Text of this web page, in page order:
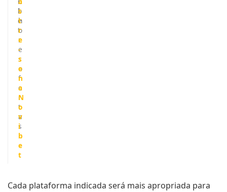
b
e
t
l
h
o
r
e
s
o
f
e
r
t
a
s
s
t
r
e
-
s
e
n
a
N
o
v
i
b
e
t
Cada plataforma indicada será mais apropriada para